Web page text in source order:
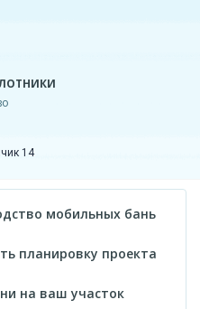
14
мобильных бань
планировку проекта
на ваш участок